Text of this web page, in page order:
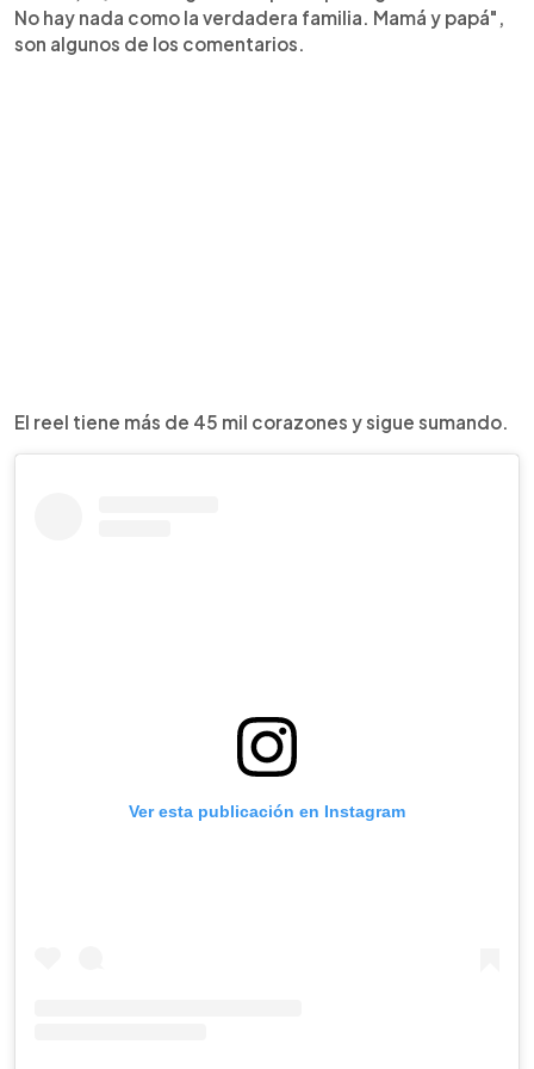
No hay nada como la verdadera familia. Mamá y papá",
son algunos de los comentarios.
El reel tiene más de 45 mil corazones y sigue sumando.
Ver esta publicación en Instagram